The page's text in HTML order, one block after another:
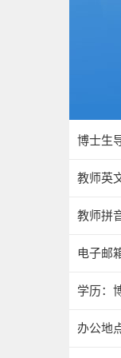
博士生
教师英
教师拼
电子邮
学历：
办公地